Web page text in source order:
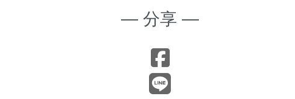
— 分享 —